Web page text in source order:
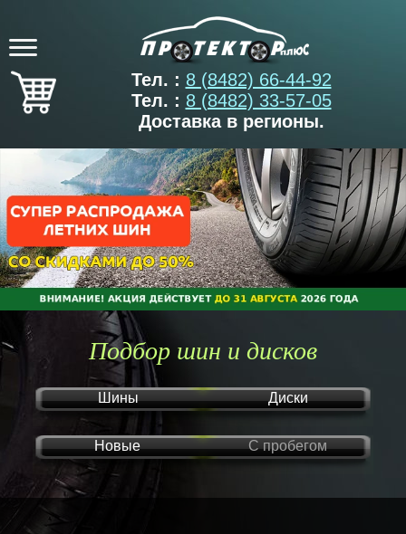
Тел. : 8 (8482) 66-44-92
Тел. : 8 (8482) 33-57-05
Доставка в регионы.
Подбор шин и дисков
Шины Диски
Новые С пробегом